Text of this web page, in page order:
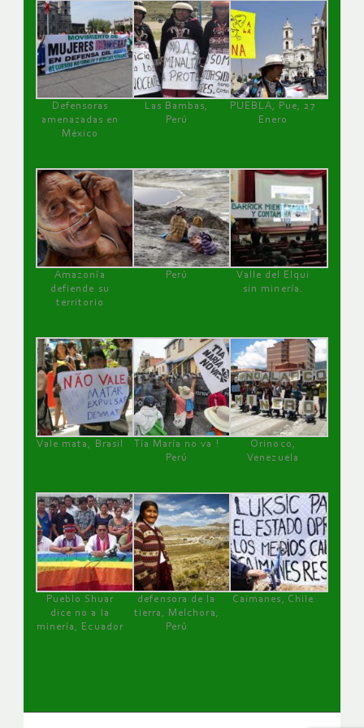
Defensoras
amenazadas en
México
Las Bambas,
Perú
PUEBLA, Pue, 27
Enero
Amazonía
defiende su
territorio
Perú
Valle del Elqui
sin minería.
Vale mata, Brasil
Tía María no va !
Perú
Orinoco,
Venezuela
Pueblo Shuar
dice no a la
minería, Ecuador
defensora de la
tierra, Melchora,
Perú
Caimanes, Chile